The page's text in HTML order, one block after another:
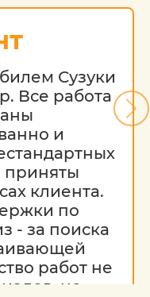
Сузуки
Все работа
и
приняты
клиента.
по
- за поиска
работ не
но